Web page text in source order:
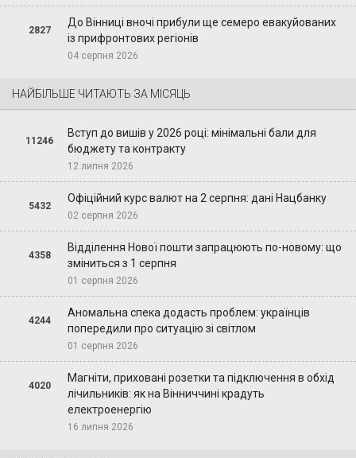
2827
До Вінниці вночі прибули ще семеро евакуйованих
із прифронтових регіонів
04 серпня 2026
НАЙБІЛЬШЕ ЧИТАЮТЬ ЗА МІСЯЦЬ
11246
Вступ до вишів у 2026 році: мінімальні бали для
бюджету та контракту
12 липня 2026
5432
Офіційний курс валют на 2 серпня: дані Нацбанку
02 серпня 2026
4358
Відділення Нової пошти запрацюють по-новому: що
зміниться з 1 серпня
01 серпня 2026
4244
Аномальна спека додасть проблем: українців
попередили про ситуацію зі світлом
01 серпня 2026
4020
Магніти, приховані розетки та підключення в обхід
лічильників: як на Вінниччині крадуть
електроенергію
16 липня 2026